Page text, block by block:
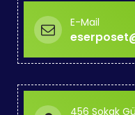
E-Mail
456 Sokak